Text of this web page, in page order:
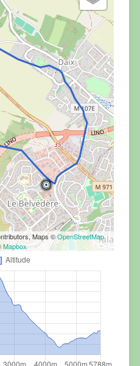
Maps ©OpenStreetMap
Mapbox